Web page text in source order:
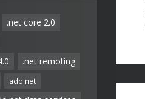
.net core 2.0
.net remoting
ado.net